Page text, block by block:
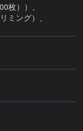
枚））、
ミング）、